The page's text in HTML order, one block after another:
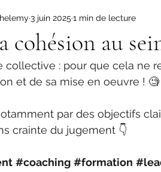
cohésion au
3 juin 2025 1 min de lecture
collective : pour que cela ne
et de sa mise en oeuvre ! 🧐
par des objectifs
crainte du jugement 👇
#coaching #formation